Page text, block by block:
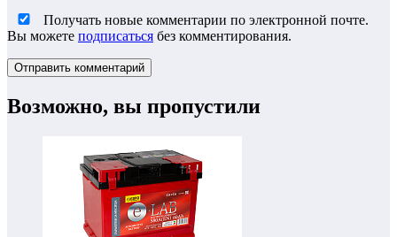
Получать новые комментарии по электронной почте.
Вы можете подписаться без комментирования.
Возможно, вы пропустили